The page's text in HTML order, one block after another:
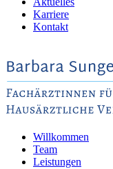
Karriere
Kontakt
Willkommen
Team
Leistungen